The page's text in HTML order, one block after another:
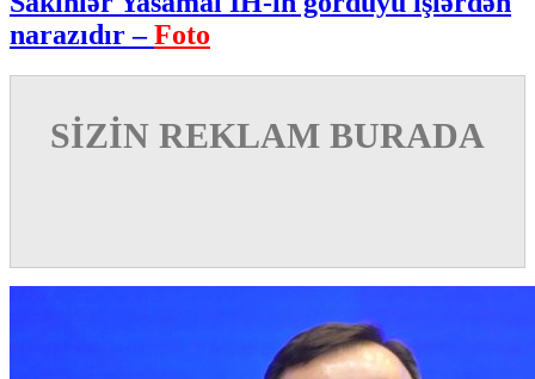
narazıdır –Foto
SİZİN REKLAM BURADA